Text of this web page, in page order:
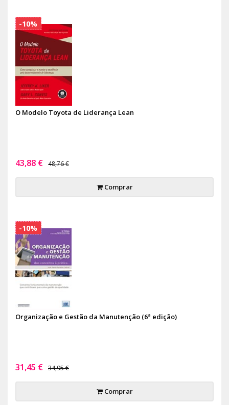
O Modelo Toyota de Liderança Lean
43,88 € 48,76 €
Comprar
-10%
Organização e Gestão da Manutenção (6ª edição)
31,45 € 34,95 €
Comprar
-10%